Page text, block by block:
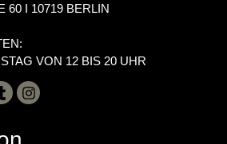
60 I 10719 BERLIN
VON 12 BIS 20 UHR